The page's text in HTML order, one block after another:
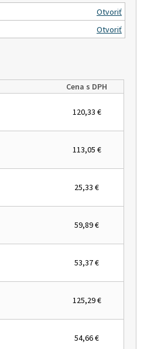
Otvoriť
Otvoriť
Cena s DPH
120,33 €
113,05 €
25,33 €
59,89 €
53,37 €
125,29 €
54,66 €